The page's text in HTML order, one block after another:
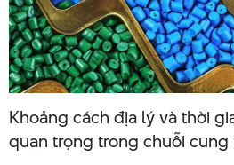
Khoảng cách địa lý và thời
quan trọng trong chuỗi cung